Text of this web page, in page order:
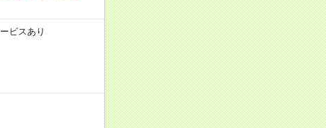
ビスあり